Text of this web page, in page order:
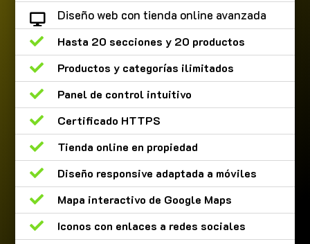
 Diseño web con tienda online avanzada

Hasta 20 secciones y 20 productos

Productos y categorías ilimitados

Panel de control intuitivo

Certificado HTTPS

Tienda online en propiedad

Diseño responsive adaptada a móviles

Mapa interactivo de Google Maps

Iconos con enlaces a redes sociales